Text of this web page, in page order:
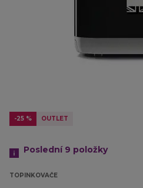
-25 % OUTLET
Poslední 9 položky
TOPINKOVAČE